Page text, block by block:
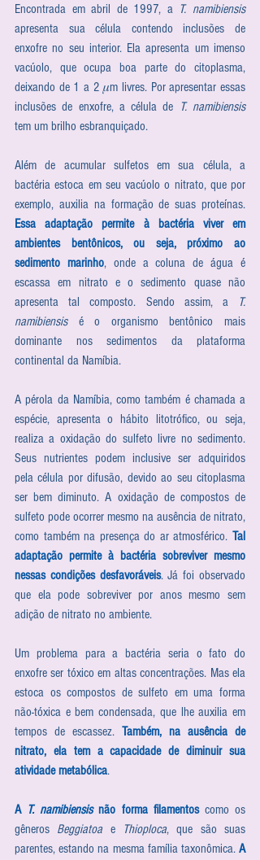
Encontrada em abril de 1997, a
T. namibiensis
apresenta sua célula contendo inclusões de
enxofre no seu interior. Ela apresenta um imenso
vacúolo, que ocupa boa parte do citoplasma,
deixando de 1 a 2 𝜇m livres. Por apresentar essas
inclusões de enxofre, a célula de
T. namibiensis
tem um brilho esbranquiçado.
Além de acumular sulfetos em sua célula, a
bactéria estoca em seu vacúolo o nitrato, que por
Essa adaptação permite à bactéria viver em
ambientes bentônicos, ou seja, próximo ao
sedimento marinho, onde a coluna de água é
escassa em nitrato e o sedimento quase não
apresenta tal composto. Sendo assim, a
T.
namibiensis é o organismo bentônico mais
dominante nos sedimentos da plataforma
continental da Namíbia.
A pérola da Namíbia, como também é chamada a
espécie, apresenta o hábito litotrófico, ou seja,
realiza a oxidação do sulfeto livre no sedimento.
Seus nutrientes podem inclusive ser adquiridos
pela célula por difusão, devido ao seu citoplasma
ser bem diminuto. A oxidação de compostos de
sulfeto pode ocorrer mesmo na ausência de nitrato,
como também na presença do ar atmosférico. Tal
adaptação permite à bactéria sobreviver mesmo
nessas condições desfavoráveis. Já foi observado
que ela pode sobreviver por anos mesmo sem
adição de nitrato no ambiente.
Um problema para a bactéria seria o fato do
enxofre ser tóxico em altas concentrações. Mas ela
estoca os compostos de sulfeto em uma forma
não-tóxica e bem condensada, que lhe auxilia em
tempos de escassez. Também, na ausência de
nitrato, ela tem a capacidade de diminuir sua
atividade metabólica.
A T. namibiensis não forma filamentos como os
gêneros Beggiatoa e Thioploca, que são suas
parentes, estando na mesma família taxonômica.
A